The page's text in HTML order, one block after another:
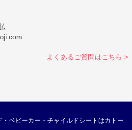
よくあるご質問はこちら >
ベビーカー・チャイルドシートはカトー